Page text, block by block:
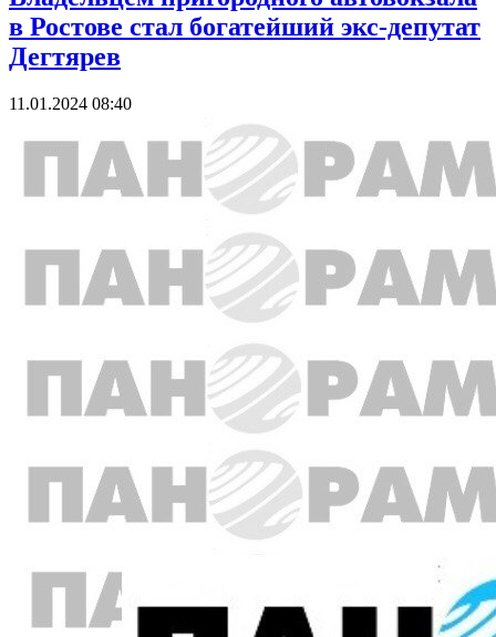
в Ростове стал богатейший экс-депутат
Дегтярев
11.01.2024 08:40